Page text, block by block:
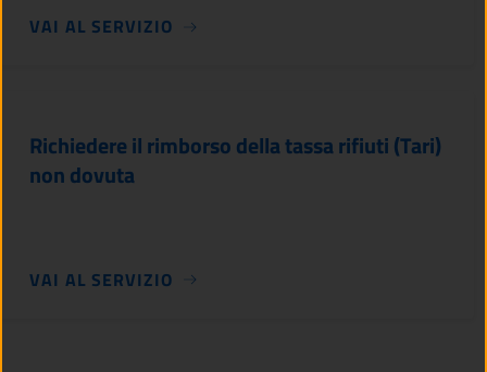
VAI AL SERVIZIO
Richiedere il rimborso della tassa rifiuti (Tari)
non dovuta
VAI AL SERVIZIO